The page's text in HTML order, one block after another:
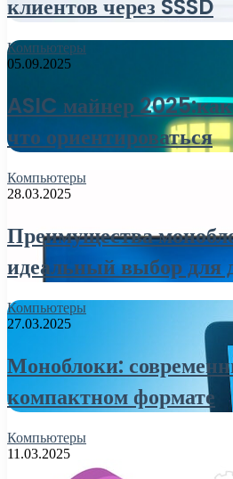
клиентов через SSSD
Компьютеры
05.09.2025
ASIC майнер
что ориентироваться
Компьютеры
28.03.2025
Преимущества
идеальный выбор для
Компьютеры
27.03.2025
Моноблоки:
компактном формате
Компьютеры
11.03.2025